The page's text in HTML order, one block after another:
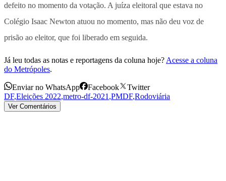
defeito no momento da votação. A juíza eleitoral que estava no
Colégio Isaac Newton atuou no momento, mas não deu voz de
prisão ao eleitor, que foi liberado em seguida.
Já leu todas as notas e reportagens da coluna hoje? Acesse a coluna
do Metrópoles.
Enviar no WhatsApp Facebook
Twitter
DF,Eleições 2022,metro-df-2021 ,PMDF,Rodoviária
Ver Comentários